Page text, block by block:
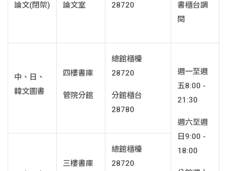
論文(閉架)
論文室
28720
書櫃台調
閱
中、日、
韓文圖書
四樓書庫
管院分館
總館櫃檯
28720
分館櫃台
28780
週一至週
五8:00 -
21:30
週六至週
日9:00 -
18:00
三樓書庫
總館櫃檯
28720